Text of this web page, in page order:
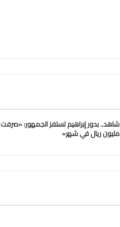
شاهد.. بدور إبراهيم تستفز الجمهور: «صرفت
مليون ريال في شهر»